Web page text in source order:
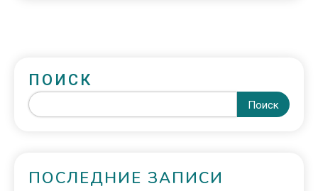
ПОИСК
Поиск
ПОСЛЕДНИЕ ЗАПИСИ